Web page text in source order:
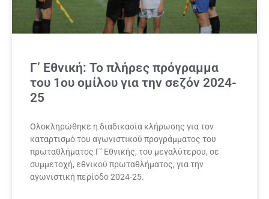
Γ’ Εθνική: Το πλήρες πρόγραμμα
του 1ου ομίλου για την σεζόν 2024-
25
Ολοκληρώθηκε η διαδικασία κλήρωσης για τον
καταρτισμό του αγωνιστικού προγράμματος του
πρωταθλήματος Γ’ Εθνικής, του μεγαλύτερου, σε
συμμετοχή, εθνικού πρωταθλήματος, για την
αγωνιστική περίοδο 2024-25.